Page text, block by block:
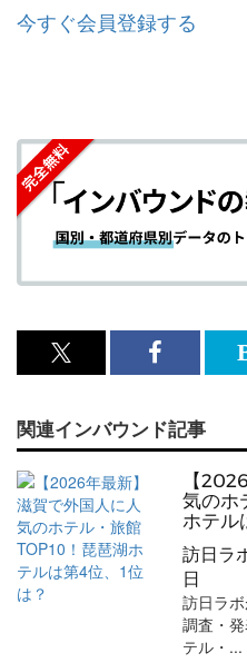
今すぐ会員登録する
x<br>
記
事
を
シ
ェ
記
関連インバウンド記事
【
気のホ
ホテル
訪日ラ
日
訪日ラ
調査・
テル・...